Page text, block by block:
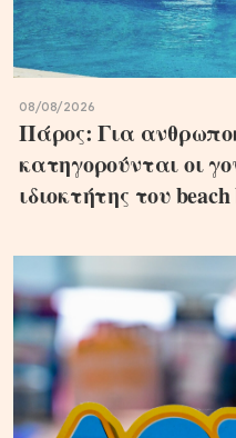
08/08/2026
Πάρος: Για
κατηγορούνται οι
ιδιοκτήτης του